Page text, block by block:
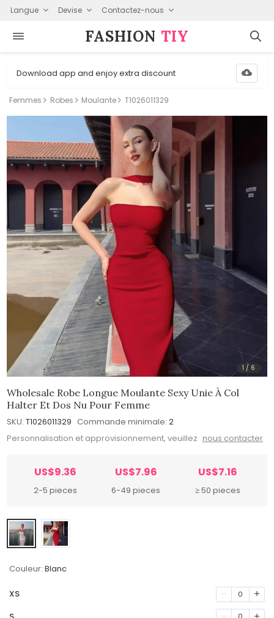
Langue Devise Contactez-nous
FASHION⁠ TIY
Download app and enjoy extra discount
Femmes Robes Moulante T1026011329
1 / 6
Wholesale Robe Longue Moulante Sexy Unie À Col
Halter Et Dos Nu Pour Femme
SKU: T1026011329 Commande minimale: 2
Personnalisation et approvisionnement, veuillez nous contacter
US$9.36
2-5 pieces
US$7.96
6-49 pieces
US$7.16
≥ 50 pieces
Couleur: Blanc
XS 0